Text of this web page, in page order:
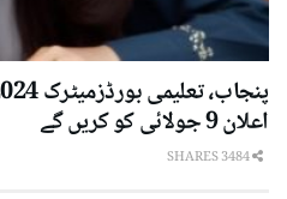
اعلان 9 جولائی کو کریں گے